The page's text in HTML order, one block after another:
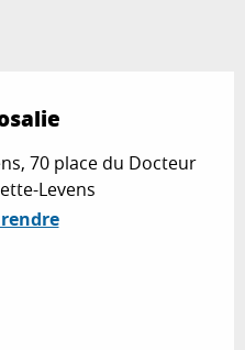
70 place du Docteur
Levens